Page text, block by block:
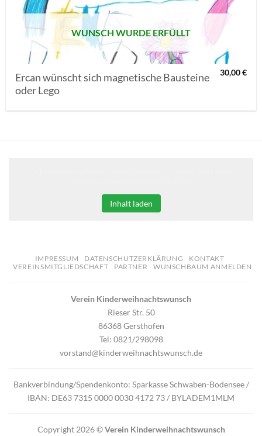
WUNSCH WURDE ERFÜLLT
Ercan wünscht sich magnetische Bausteine
oder Lego
30,00€
Inhalt laden
IMPRESSUM DATENSCHUTZERKLÄRUNG
KONTAKT
VEREINSMITGLIEDSCHAFT
PARTNER WUNSCHBAUM ANMELDEN
Verein Kinderweihnachtswunsch
Rieser Str. 50
86368 Gersthofen
Tel: 0821/298098
vorstand@kinderweihnachtswunsch.de
Bankverbindung/Spendenkonto: Sparkasse Schwaben-Bodensee /
IBAN: DE63 7315 0000 0030 4172 73 / BYLADEM1MLM
Copyright 2026 ©Verein Kinderweihnachtswunsch